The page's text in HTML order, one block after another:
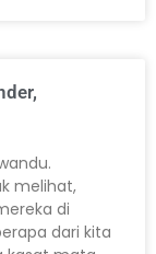
melihat,
di
dari kita